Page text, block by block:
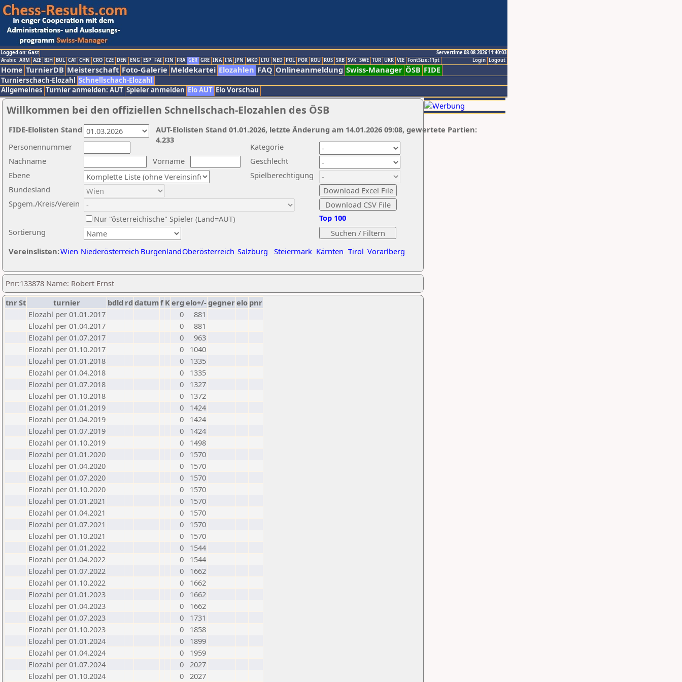
Logged on: Gast
Servertime 08.08.2026 11:40:03
Logout
Login
Arabic ARM AZE BIH BUL CAT CHN CRO CZE DEN ENG ESP FAI FIN FRA GER GRE INA ITA JPN MKD LTU NED POL POR ROU RUS SRB SVK SWE TUR UKR VIE FontSize:11pt
Home TurnierDB Meisterschaft Foto-Galerie Meldekartei Elozahlen FAQ Onlineanmeldung Swiss-Manager ÖSB FIDE
Turnierschach-Elozahl Schnellschach-Elozahl
Allgemeines Turnier anmelden: AUT Spieler anmelden Elo AUT Elo Vorschau
Willkommen bei den offiziellen Schnellschach-Elozahlen des ÖSB
Nachname
Vorname
Ebene
Kategorie
Sortierung
Personennummer
Bundesland
Spgem./Kreis/Verein
Geschlecht
Nur "österreichische" Spieler (Land=AUT)
Spielberechtigung
Vereinslisten:Wien Niederösterreich BurgenlandOberösterreich Salzburg Steiermark Kärnten Tirol Vorarlberg
Top 100
AUT-Elolisten Stand 01.01.2026, letzte Änderung am 14.01.2026 09:08, gewertete Partien:
4.233
FIDE-Elolisten Stand
Pnr:133878 Name: Robert Ernst
tnrSt turnier bdld rd datumf Kerg elo+/-gegnerelo pnr
Elozahl per 01.01.2017
0
881
Elozahl per 01.04.2017
0
881
Elozahl per 01.07.2017
0
963
Elozahl per 01.10.2017
0
1040
Elozahl per 01.01.2018
0
1335
Elozahl per 01.04.2018
0
1335
Elozahl per 01.07.2018
0
1327
Elozahl per 01.10.2018
0
1372
Elozahl per 01.01.2019
0
1424
Elozahl per 01.04.2019
0
1424
Elozahl per 01.07.2019
0
1424
Elozahl per 01.10.2019
0
1498
Elozahl per 01.01.2020
0
1570
Elozahl per 01.04.2020
0
1570
Elozahl per 01.07.2020
0
1570
Elozahl per 01.10.2020
0
1570
Elozahl per 01.01.2021
0
1570
Elozahl per 01.04.2021
0
1570
Elozahl per 01.07.2021
0
1570
Elozahl per 01.10.2021
0
1570
Elozahl per 01.01.2022
0
1544
Elozahl per 01.04.2022
0
1544
Elozahl per 01.07.2022
0
1662
Elozahl per 01.10.2022
0
1662
Elozahl per 01.01.2023
0
1662
Elozahl per 01.04.2023
0
1662
Elozahl per 01.07.2023
0
1731
Elozahl per 01.10.2023
0
1858
Elozahl per 01.01.2024
0
1899
Elozahl per 01.04.2024
0
1959
Elozahl per 01.07.2024
0 2027
Elozahl per 01.10.2024
0 2027